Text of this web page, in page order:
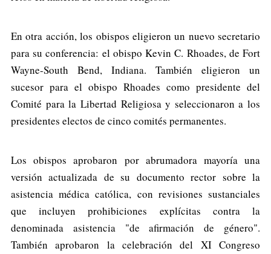
En otra acción, los obispos eligieron un nuevo secretario
para su conferencia: el obispo Kevin C. Rhoades, de Fort
Wayne-South Bend, Indiana. También eligieron un
sucesor para el obispo Rhoades como presidente del
Comité para la Libertad Religiosa y seleccionaron a los
presidentes electos de cinco comités permanentes.
Los obispos aprobaron por abrumadora mayoría una
versión actualizada de su documento rector sobre la
asistencia médica católica, con revisiones sustanciales
que incluyen prohibiciones explícitas contra la
denominada asistencia "de afirmación de género".
También aprobaron la celebración del XI Congreso